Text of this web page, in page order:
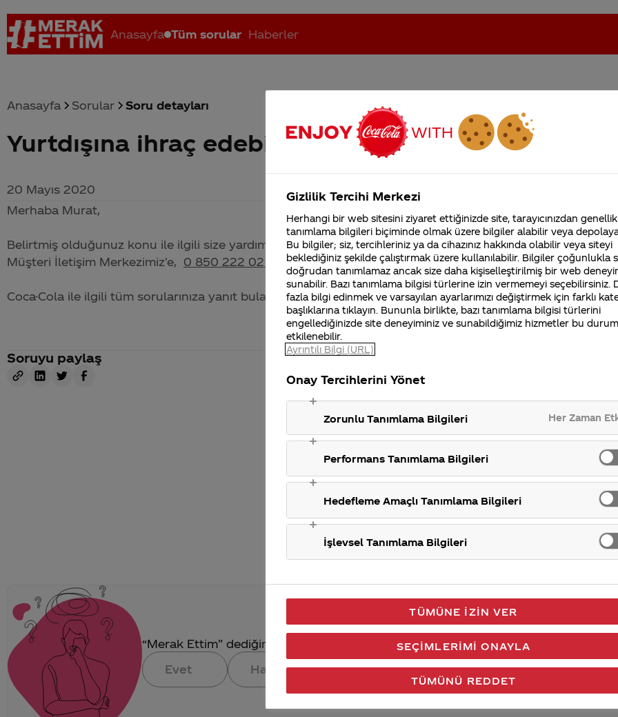
Anasayfa Tüm sorular Haberler
Coca-Cola nerenin malı? Coca cola İsrail malı mı Yani ... Coca-Cola'nın Filistin'de fabr... Coca-Cola’yı kim buldu?
Anasayfa Sorular Soru detayları
Yurtdışına ihraç edebilir miyiz ürününüzü pazar var
20 Mayıs 2020
Merhaba Murat,
Belirtmiş olduğunuz konu ile ilgili size yardımcı olabilecek en yetkili birim Müşteri İletişim Merkezimiz'dir.
Müşteri İletişim Merkezimiz'e, 0 850 222 02 24 numaralı telefondan ulaşabilirsiniz.
Coca-Cola ile ilgili tüm sorularınıza yanıt bulabileceğiniz Merak Ettim sitemizi ziyaret ettiğiniz için teşekkür
Soruyu paylaş
“Merak Ettim” dediğin konuya verdiğimiz cevap aklındaki soru işaretlerini giderdi
Evet
Hayır Gönder
Coca-Cola Şirketi
merak ettikleriniz.
Fabrikalarımız,
sertifikalarımız, faaliyet
gösterdiğimiz ülkeler,
tarihçemiz ve daha
Gizlilik Tercihi Merkezi
Herhangi bir web sitesini ziyaret ettiğinizde site, tarayıcınızdan
tanımlama bilgileri biçiminde olmak üzere bilgiler alabilir veya
Bu bilgiler; siz, tercihleriniz ya da cihazınız hakkında olabilir veya siteyi
beklediğiniz şekilde çalıştırmak üzere kullanılabilir. Bilgiler çoğunlukla
doğrudan tanımlamaz ancak size daha kişiselleştirilmiş bir web
sunabilir. Bazı tanımlama bilgisi türlerine izin vermemeyi seçebilirsiniz.
fazla bilgi edinmek ve varsayılan ayarlarımızı değiştirmek için farklı
başlıklarına tıklayın. Bununla birlikte, bazı tanımlama bilgisi türlerini
engellediğinizde site deneyiminiz ve sunabildiğimiz hizmetler bu
etkilenebilir.
Ayrıntılı Bilgi (URL)
Onay Tercihlerini Yönet
Zorunlu Tanımlama Bilgileri Her Zaman
Performans Tanımlama Bilgileri
Hedefleme Amaçlı Tanımlama Bilgileri
İşlevsel Tanımlama Bilgileri
TÜMÜNE İZIN VER
TÜMÜNÜ REDDET
SEÇIMLERIMI ONAYLA